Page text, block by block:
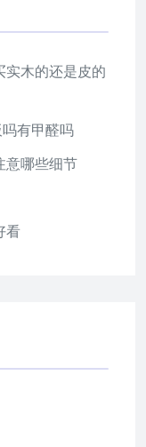
木的还是皮的
有甲醛吗
意哪些细节
看